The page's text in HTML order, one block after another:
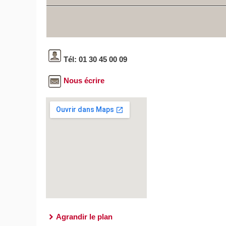
Tél: 01 30 45 00 09
Nous écrire
Agrandir le plan